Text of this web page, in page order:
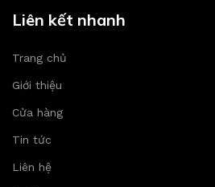
Liên kết nhanh
Trang chủ
Giới thiệu
Cửa hàng
Tin tức
Liên hệ